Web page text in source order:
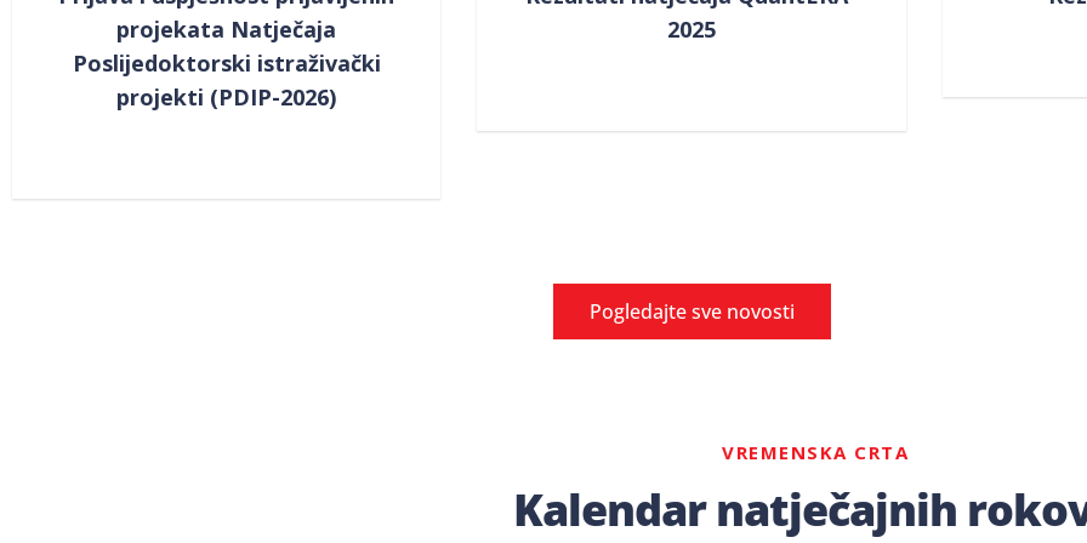
projekata Natječaja
Poslijedoktorski istraživački
projekti (PDIP-2026)
2025
Pogledajte sve novosti
VREMENSKA CRTA
Kalendar natječajnih